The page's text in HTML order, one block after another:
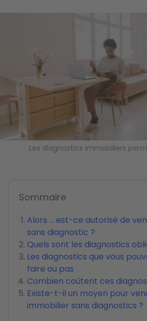
Les diagnostics immobiliers
Sommaire
Alors ... est-ce autorisé de
sans diagnostic ?
Quels sont les diagnostics
Les diagnostics que vous
faire ou pas
Combien coûtent ces
Existe-t-il un moyen pour
immobilier sans diagnostics ?